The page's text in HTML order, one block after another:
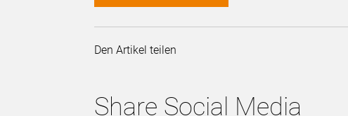
Den Artikel teilen
Share Social Media